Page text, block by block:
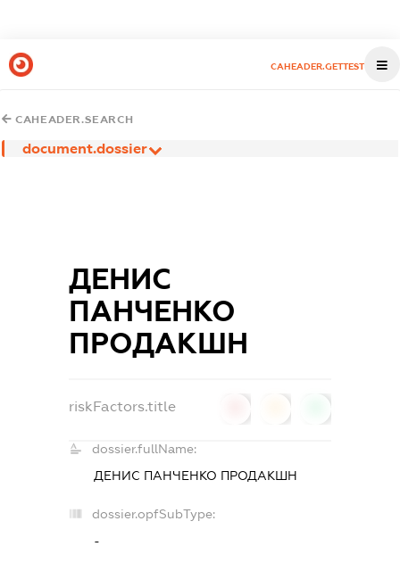
CAHEADER.GETTEST
CAHEADER.SEARCH
document.dossier
ДЕНИС
ПАНЧЕНКО
ПРОДАКШН
riskFactors.title
dossier.fullName:
ДЕНИС ПАНЧЕНКО ПРОДАКШН
dossier.opfSubType:
-